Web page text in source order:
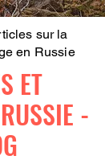
sur la
en Russie
ET
-